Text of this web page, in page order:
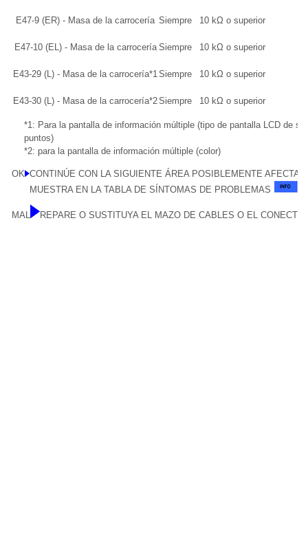
E47-9 (ER) - Masa de la carrocería Siempre 10 kΩ o superior
E47-10 (EL) - Masa de la carrocería Siempre 10 kΩ o superior
E43-29 (L) - Masa de la carrocería*1Siempre 10 kΩ o superior
E43-30 (L) - Masa de la carrocería*2Siempre 10 kΩ o superior
*1: Para la pantalla de información múltiple (tipo de pantalla LCD de
puntos)
*2: para la pantalla de información múltiple (color)
OK CONTINÚE CON LA SIGUIENTE ÁREA POSIBLEMENTE
MUESTRA EN LA TABLA DE SÍNTOMAS DE PROBLEMAS
MAL REPARE O SUSTITUYA EL MAZO DE CABLES O EL